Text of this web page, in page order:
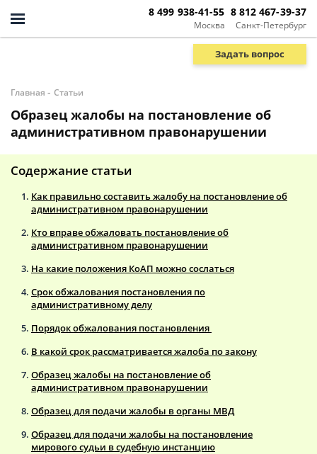
Москва
8 499 938-41-55
Санкт-Петербург
8 812 467-39-37
Задать вопрос
Главная - Статьи
Образец жалобы на постановление об
административном правонарушении
Содержание статьи
Как правильно составить жалобу на постановление об
административном правонарушении
Кто вправе обжаловать постановление об
административном правонарушении
На какие положения КоАП можно сослаться
Срок обжалования постановления по
административному делу
Порядок обжалования постановления
В какой срок рассматривается жалоба по закону
Образец жалобы на постановление об
административном правонарушении
Образец для подачи жалобы в органы МВД
Образец для подачи жалобы на постановление
мирового судьи в судебную инстанцию